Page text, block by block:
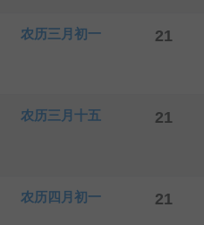
农历三月初一 21
农历三月十五 21
农历四月初一 21